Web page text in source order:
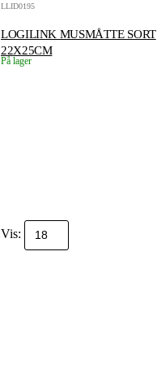
LLID0195
LOGILINK MUSMÅTTE SORT
22X25CM
På lager
Vis: